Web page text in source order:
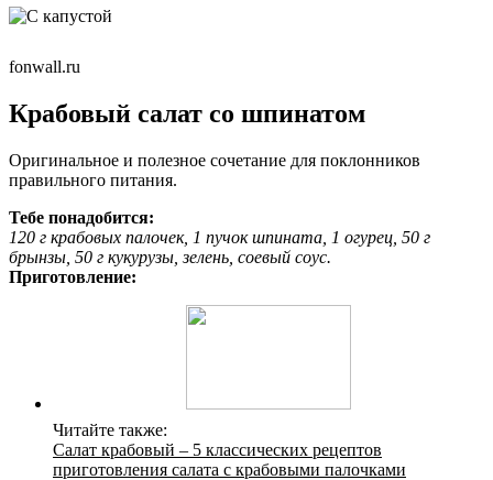
fonwall.ru
Крабовый салат со шпинатом
Оригинальное и полезное сочетание для поклонников
правильного питания.
Тебе понадобится:
120 г крабовых палочек, 1 пучок шпината, 1 огурец, 50 г
брынзы, 50 г кукурузы, зелень, соевый соус.
Приготовление:
Читайте также:
Салат крабовый – 5 классических рецептов
приготовления салата с крабовыми палочками